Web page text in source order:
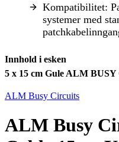
Kompatibilitet:
systemer med
Innhold i esken
5 x 15 cm Gule ALM
ALM Busy Circuits
ALM Busy